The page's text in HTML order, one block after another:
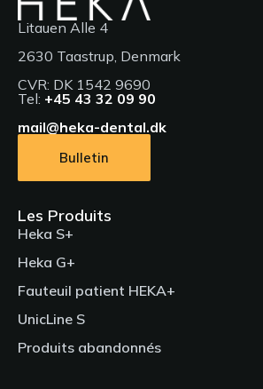
Litauen Alle 4
2630 Taastrup, Denmark
CVR: DK 1542 9690
Tel: +45 43 32 09 90
mail@heka-dental.dk
Bulletin
Les Produits
Heka S+
Heka G+
Fauteuil patient HEKA+
UnicLine S
Produits abandonnés